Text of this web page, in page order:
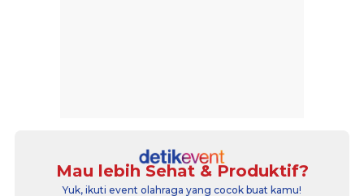
Mau lebih Sehat & Produktif?
Yuk, ikuti event olahraga yang cocok buat kamu!